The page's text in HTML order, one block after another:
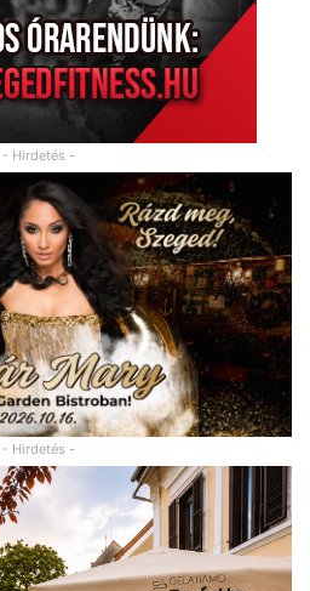
- Hirdetés -
- Hirdetés -